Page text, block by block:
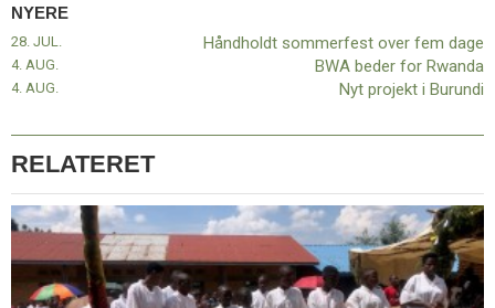
gode
liv”
Kvindekonference
17.-19.
Sæby
NYERE
Håndholdt sommerfest over fem dage
28. JUL.
BWA beder for Rwanda
4. AUG.
Nyt projekt i Burundi
4. AUG.
RELATERET